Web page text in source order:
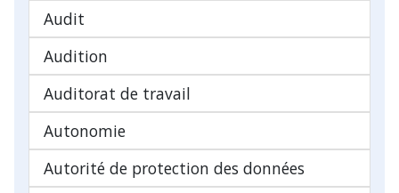
Audit
Audition
Auditorat de travail
Autonomie
Autorité de protection des données